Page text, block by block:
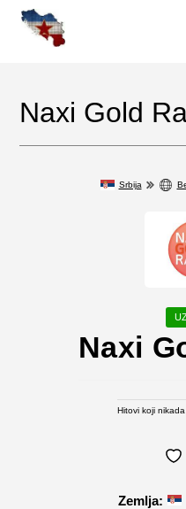
Naxi Gold
Srbija
Naxi
Hitovi koji